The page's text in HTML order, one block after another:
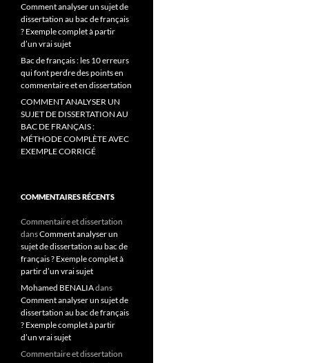
Comment analyser un sujet de
dissertation au bac de français
? Exemple complet à partir
d’un vrai sujet
Bac de français : les 10 erreurs
qui font perdre des points en
commentaire et en dissertation
COMMENT ANALYSER UN
SUJET DE DISSERTATION AU
BAC DE FRANÇAIS :
MÉTHODE COMPLÈTE AVEC
EXEMPLE CORRIGÉ
COMMENTAIRES RÉCENTS
Commentaire et dissertation
dansComment analyser un
sujet de dissertation au bac de
français ? Exemple complet à
partir d’un vrai sujet
Mohamed BENALIAdans
Comment analyser un sujet de
dissertation au bac de français
? Exemple complet à partir
d’un vrai sujet
Commentaire et dissertation